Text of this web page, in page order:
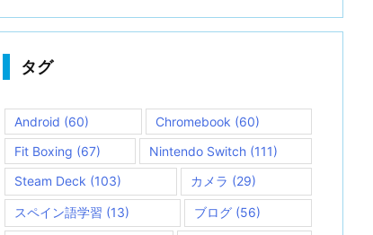
タグ
Android (60) Chromebook (60)
Fit Boxing (67) Nintendo Switch(111)
Steam Deck (103) カメラ (29)
スペイン語学習 (13) ブログ (56)